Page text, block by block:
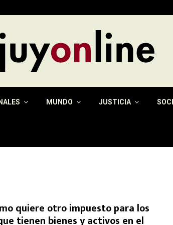
MUNDO JUSTICIA
quiere otro impuesto para los
tienen bienes y activos en el